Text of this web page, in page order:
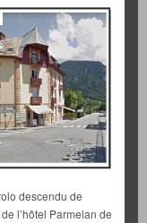
descendu de
l’hôtel Parmelan de